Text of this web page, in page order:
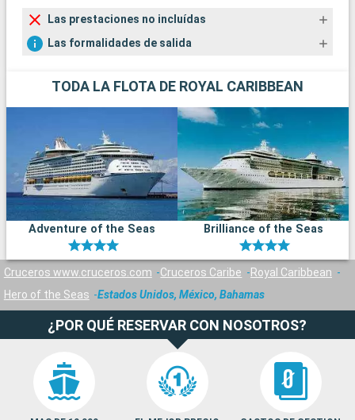
Las prestaciones no incluídas
Las formalidades de salida
TODA LA FLOTA DE ROYAL CARIBBEAN
Adventure of the Seas Brilliance of the Seas
Cruceros www.cruceros.com Cruceros Caribe
Royal Caribbean
Hero of the Seas
Estados Unidos, México, Bahamas
¿POR QUÉ RESERVAR CON NOSOTROS?